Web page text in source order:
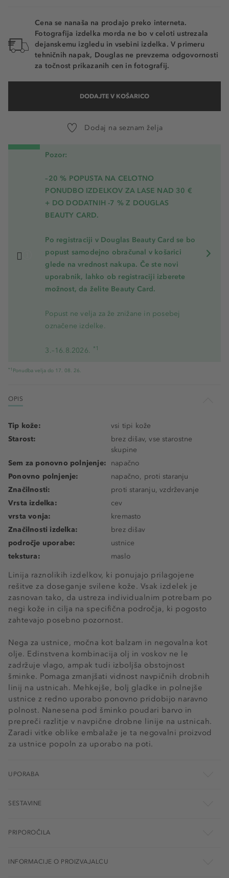
Cena se nanaša na prodajo preko interneta.
Fotografija izdelka morda ne bo v celoti ustrezala
dejanskemu izgledu in vsebini izdelka. V primeru
tehničnih napak, Douglas ne prevzema odgovornosti
za točnost prikazanih cen in fotografij.
DODAJTE V KOŠARICO
Dodaj na seznam želja
Pozor:
–20 % POPUSTA NA CELOTNO
PONUDBO IZDELKOV ZA LASE NAD 30 €
+ DO DODATNIH -7 % Z DOUGLAS
BEAUTY CARD.
Po registraciji v Douglas Beauty Card se bo
popust samodejno obračunal v košarici
glede na vrednost nakupa. Če ste novi
uporabnik, lahko ob registraciji izberete
možnost, da želite Beauty Card.
Popust ne velja za že znižane in posebej
označene izdelke.
3.–16.8.2026. *1
*1 Ponudba velja do 17. 08. 26.
OPIS
Linija raznolikih izdelkov, ki ponujajo prilagojene
rešitve za doseganje svilene kože. Vsak izdelek je
zasnovan tako, da ustreza individualnim potrebam po
negi kože in cilja na specifična področja, ki pogosto
zahtevajo posebno pozornost.
Nega za ustnice, močna kot balzam in negovalna kot
olje. Edinstvena kombinacija olj in voskov ne le
zadržuje vlago, ampak tudi izboljša obstojnost
šminke. Pomaga zmanjšati vidnost navpičnih drobnih
linij na ustnicah. Mehkejše, bolj gladke in polnejše
ustnice z redno uporabo ponovno pridobijo naravno
polnost. Nanesena pod šminko poudari barvo in
prepreči razlitje v navpične drobne linije na ustnicah.
Zaradi vitke oblike embalaže je ta negovalni proizvod
za ustnice popoln za uporabo na poti.
Tip kože:
vsi tipi kože
Starost:
brez dišav, vse starostne
skupine
Sem za ponovno polnjenje:
napačno
Ponovno polnjenje:
napačno, proti staranju
Značilnosti:
proti staranju, vzdrževanje
Vrsta izdelka:
cev
vrsta vonja:
kremasto
Značilnosti izdelka:
brez dišav
področje uporabe:
ustnice
tekstura:
maslo
UPORABA
SESTAVINE
PRIPOROČILA
INFORMACIJE O PROIZVAJALCU